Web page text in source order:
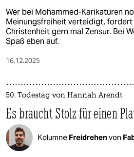
Wer bei Mohammed-Karikaturen
Meinungsfreiheit verteidigt, fordert
Christenheit gern mal Zensur. Bei
Spaß eben auf.
16.12.2025
50. Todestag von Hannah Arendt
Es braucht Stolz für einen
Kolumne Freidrehenvon